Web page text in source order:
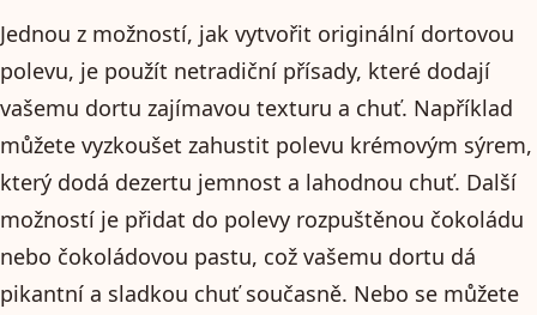
Jednou z možností, jak vytvořit originální dortovou
polevu, je použít netradiční přísady, které dodají
vašemu dortu zajímavou texturu a chuť. Například
můžete vyzkoušet zahustit polevu krémovým sýrem,
který dodá dezertu jemnost a lahodnou chuť. Další
možností je přidat do polevy rozpuštěnou čokoládu
nebo čokoládovou pastu, což vašemu dortu dá
pikantní a sladkou chuť současně. Nebo se můžete